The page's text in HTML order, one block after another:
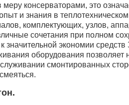
консерваторами, это
и знания в
комплектующих, узлов,
сочетания при полном
значительной экономии
оборудования позволяет
смонтированных
.